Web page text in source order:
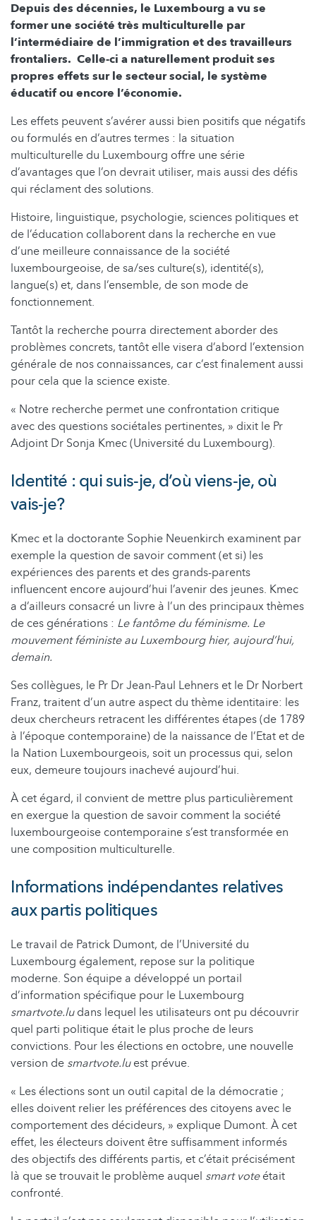
Depuis des décennies, le Luxembourg a vu se
former une société très multiculturelle par
l’intermédiaire de l’immigration et des travailleurs
frontaliers. Celle-ci a naturellement produit ses
propres effets sur le secteur social, le système
éducatif ou encore l’économie.
Les effets peuvent s’avérer aussi bien positifs que négatifs
ou formulés en d’autres termes : la situation
multiculturelle du Luxembourg offre une série
d’avantages que l’on devrait utiliser, mais aussi des défis
qui réclament des solutions.
Histoire, linguistique, psychologie, sciences politiques et
de l’éducation collaborent dans la recherche en vue
d’une meilleure connaissance de la société
luxembourgeoise, de sa/ses culture(s), identité(s),
langue(s) et, dans l’ensemble, de son mode de
fonctionnement.
Tantôt la recherche pourra directement aborder des
problèmes concrets, tantôt elle visera d’abord l’extension
générale de nos connaissances, car c’est finalement aussi
pour cela que la science existe.
« Notre recherche permet une confrontation critique
avec des questions sociétales pertinentes, » dixit le Pr
Adjoint Dr Sonja Kmec (Université du Luxembourg).
Identité : qui suis-je, d’où viens-je, où
vais-je?
Kmec et la doctorante Sophie Neuenkirch examinent par
exemple la question de savoir comment (et si) les
expériences des parents et des grands-parents
influencent encore aujourd’hui l’avenir des jeunes. Kmec
a d’ailleurs consacré un livre à l’un des principaux thèmes
de ces générations : Le fantôme du féminisme. Le
mouvement féministe au Luxembourg hier, aujourd’hui,
demain.
Ses collègues, le Pr Dr Jean-Paul Lehners et le Dr Norbert
Franz, traitent d’un autre aspect du thème identitaire: les
deux chercheurs retracent les différentes étapes (de 1789
à l’époque contemporaine) de la naissance de l’Etat et de
la Nation Luxembourgeois, soit un processus qui, selon
eux, demeure toujours inachevé aujourd’hui.
À cet égard, il convient de mettre plus particulièrement
en exergue la question de savoir comment la société
luxembourgeoise contemporaine s’est transformée en
une composition multiculturelle.
Informations indépendantes relatives
aux partis politiques
Le travail de Patrick Dumont, de l’Université du
Luxembourg également, repose sur la politique
moderne. Son équipe a développé un portail
d’information spécifique pour le Luxembourg
smartvote.ludans lequel les utilisateurs ont pu découvrir
quel parti politique était le plus proche de leurs
convictions. Pour les élections en octobre, une nouvelle
version de smartvote.luest prévue.
« Les élections sont un outil capital de la démocratie ;
elles doivent relier les préférences des citoyens avec le
comportement des décideurs, » explique Dumont. À cet
effet, les électeurs doivent être suffisamment informés
des objectifs des différents partis, et c’était précisément
là que se trouvait le problème auquel smart voteétait
confronté.